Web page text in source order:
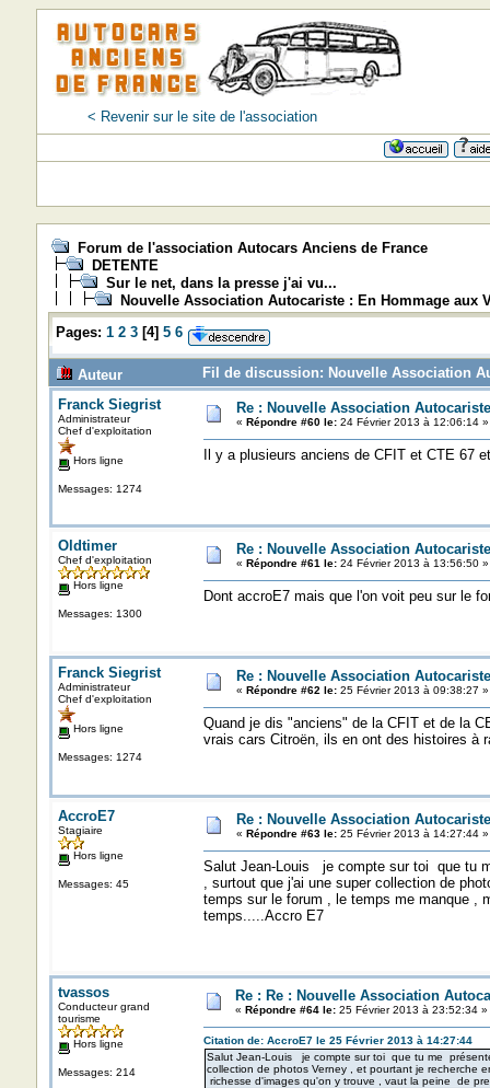
< Revenir sur le site de l'association
Forum de l'association Autocars Anciens de France
DETENTE
Sur le net, dans la presse j'ai vu...
Nouvelle Association Autocariste : En Hommage aux
Pages: 1 2 3[4] 5 6
Auteur
Fil de discussion: Nouvelle Association
Franck Siegrist
Administrateur
Chef d'exploitation
Hors ligne
Messages: 1274
Re : Nouvelle Association
« Répondre #60 le:24 Février 2013 à 12:06:14 »
Il y a plusieurs anciens de CFIT et CTE 67
Oldtimer
Chef d'exploitation
Hors ligne
Messages: 1300
Re : Nouvelle Association
« Répondre #61 le:24 Février 2013 à 13:56:50 »
Dont accroE7 mais que l'on voit peu sur le
Franck Siegrist
Administrateur
Chef d'exploitation
Hors ligne
Messages: 1274
Re : Nouvelle Association
« Répondre #62 le:25 Février 2013 à 09:38:27 »
Quand je dis "anciens" de la CFIT et de la
vrais cars Citroën, ils en ont des histoires à
AccroE7
Stagiaire
Hors ligne
Messages: 45
Re : Nouvelle Association
« Répondre #63 le:25 Février 2013 à 14:27:44 »
Salut Jean-Louis je compte sur toi que tu
, surtout que j'ai une super collection de
temps sur le forum , le temps me manque
temps.....Accro E7
tvassos
Conducteur grand
tourisme
Hors ligne
Messages: 214
Re : Re : Nouvelle Association
« Répondre #64 le:25 Février 2013 à 23:52:34 »
Citation de: AccroE7 le 25 Février 2013 à 14:27:44
Salut Jean-Louis je compte sur toi que tu me
collection de photos Verney , et pourtant je recherche
richesse d'images qu'on y trouve , vaut la peine de